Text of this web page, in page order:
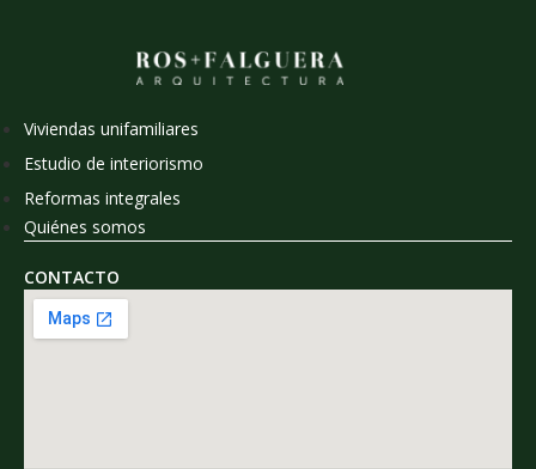
Viviendas unifamiliares
Estudio de interiorismo
Reformas integrales
Quiénes somos
CONTACTO